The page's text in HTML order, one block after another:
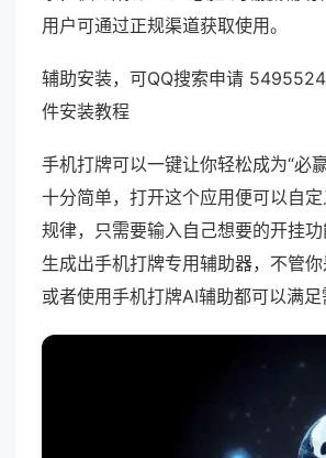
用户可通过正规渠道获取使用。
辅助安装，可QQ搜索申请
件安装教程
手机打牌可以一键让你轻松成为“必
十分简单，打开这个应用便可以自
规律，只需要输入自己想要的开挂
生成出手机打牌专用辅助器，不管
或者使用手机打牌AI辅助都可以满足